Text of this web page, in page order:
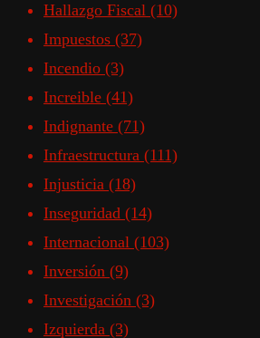
Hallazgo Fiscal (10)
Impuestos (37)
Incendio (3)
Increible (41)
Indignante (71)
Infraestructura (111)
Injusticia (18)
Inseguridad (14)
Internacional (103)
Inversión (9)
Investigación (3)
Izquierda (3)